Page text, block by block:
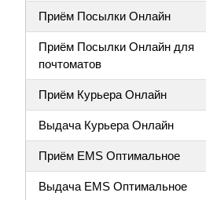
Приём Посылки Онлайн
Приём Посылки Онлайн для
почтоматов
Приём Курьера Онлайн
Выдача Курьера Онлайн
Приём EMS Оптимальное
Выдача EMS Оптимальное